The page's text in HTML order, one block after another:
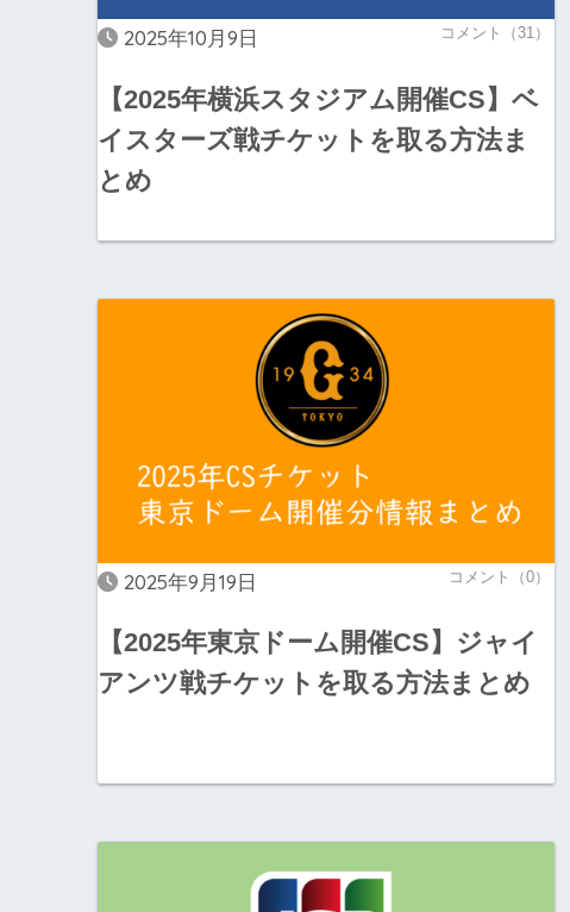
2025年10月9日 コメント（31）
【2025年横浜スタジアム開催CS】ベ
イスターズ戦チケットを取る方法ま
とめ
2025年9月19日 コメント（0）
【2025年東京ドーム開催CS】ジャイ
アンツ戦チケットを取る方法まとめ